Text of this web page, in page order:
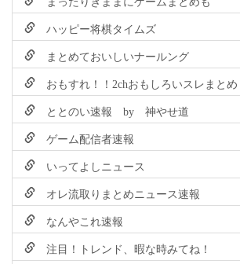
ハッピー将棋タイムズ
まとめておいしいナールング
おもすれ！！2chおもしろいスレまとめ
ととのい速報 by 神やせ道
ゲーム配信者速報
いってよしニュース
オレ流取りまとめニュース速報
なんやこれ速報
注目！トレンド、暇な時みてね！